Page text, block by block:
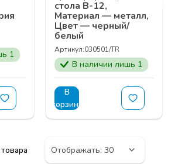
1
стола B-12,
Материал — металл,
Цвет — черный/
белый
Артикул:030501/TR
В наличии лишь 1
В
корзину